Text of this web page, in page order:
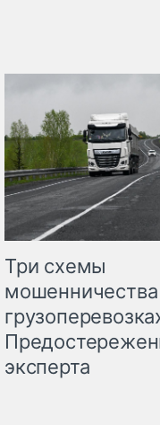
Три схемы
эксперта